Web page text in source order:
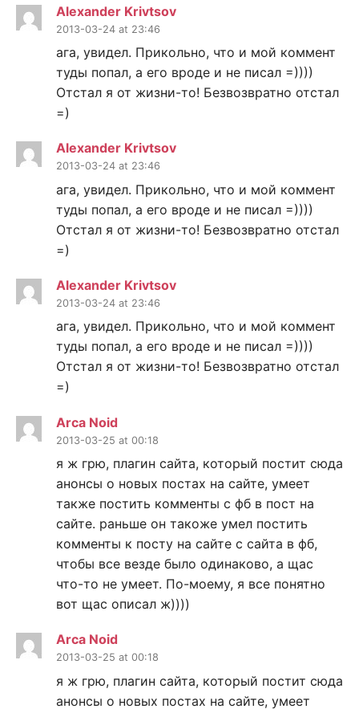
Alexander Krivtsov
2013-03-24 at 23:46
ага, увидел. Прикольно, что и мой коммент
туды попал, а его вроде и не писал =))))
Отстал я от жизни-то! Безвозвратно отстал
=)
Alexander Krivtsov
2013-03-24 at 23:46
ага, увидел. Прикольно, что и мой коммент
туды попал, а его вроде и не писал =))))
Отстал я от жизни-то! Безвозвратно отстал
=)
Alexander Krivtsov
2013-03-24 at 23:46
ага, увидел. Прикольно, что и мой коммент
туды попал, а его вроде и не писал =))))
Отстал я от жизни-то! Безвозвратно отстал
=)
Arca Noid
2013-03-25 at 00:18
я ж грю, плагин сайта, который постит сюда
анонсы о новых постах на сайте, умеет
также постить комменты с фб в пост на
сайте. раньше он такоже умел постить
комменты к посту на сайте с сайта в фб,
чтобы все везде было одинаково, а щас
что-то не умеет. По-моему, я все понятно
вот щас описал ж))))
Arca Noid
2013-03-25 at 00:18
я ж грю, плагин сайта, который постит сюда
анонсы о новых постах на сайте, умеет